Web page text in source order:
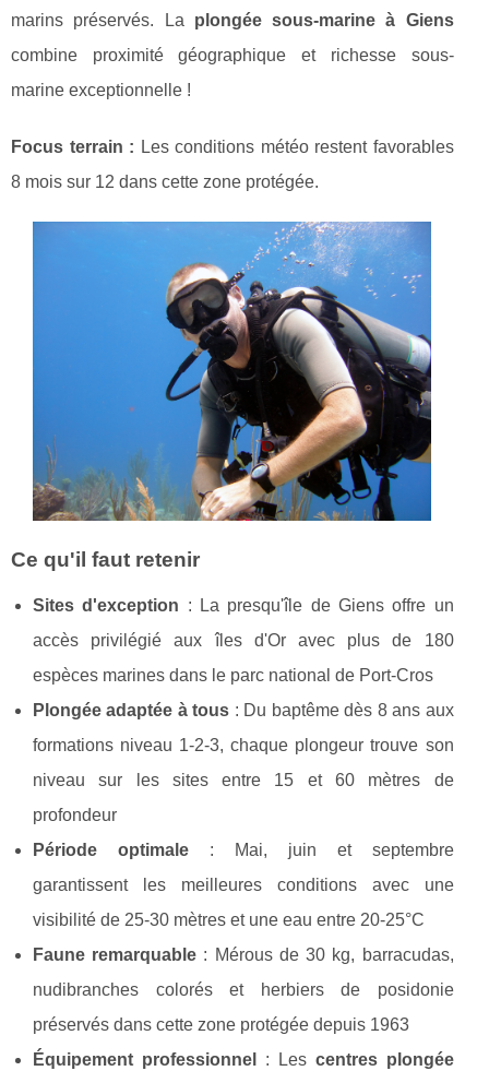
marins préservés. La plongée sous-marine à Giens
combine proximité géographique et richesse sous-
marine exceptionnelle !
Focus terrain : Les conditions météo restent favorables
8 mois sur 12 dans cette zone protégée.
Ce qu'il faut retenir
Sites d'exception : La presqu'île de Giens offre un
accès privilégié aux îles d'Or avec plus de 180
espèces marines dans le parc national de Port-Cros
Plongée adaptée à tous : Du baptême dès 8 ans aux
formations niveau 1-2-3, chaque plongeur trouve son
niveau sur les sites entre 15 et 60 mètres de
profondeur
Période optimale: Mai, juin et septembre
garantissent les meilleures conditions avec une
visibilité de 25-30 mètres et une eau entre 20-25°C
Faune remarquable : Mérous de 30 kg, barracudas,
nudibranches colorés et herbiers de posidonie
préservés dans cette zone protégée depuis 1963
Équipement professionnel
: Les centres plongée